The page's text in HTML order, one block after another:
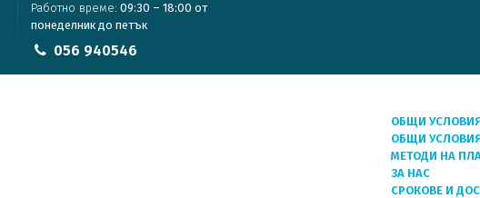
Работно време: 09:30 – 18:00 от
понеделник до петък
056 940546
ОБЩИ
ОБЩИ
МЕТОДИ НА
ЗА НАС
СРОКОВЕ И